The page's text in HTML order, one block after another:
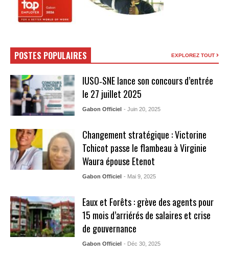
POSTES POPULAIRES EXPLOREZ TOUT
IUSO‑SNE lance son concours d’entrée
le 27 juillet 2025
Gabon Officiel - Juin 20, 2025
Changement stratégique : Victorine
Tchicot passe le flambeau à Virginie
Waura épouse Etenot
Gabon Officiel - Mai 9, 2025
Eaux et Forêts : grève des agents pour
15 mois d’arriérés de salaires et crise
de gouvernance
Gabon Officiel - Déc 30, 2025